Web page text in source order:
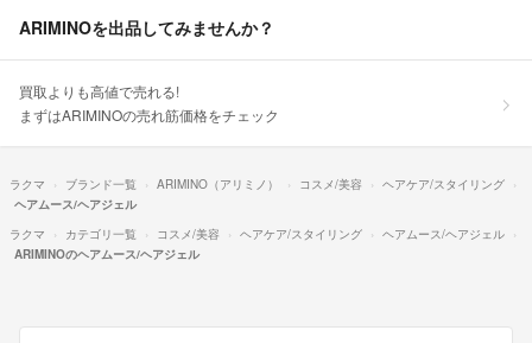
ARIMINOを出品してみませんか？
買取よりも高値で売れる!
まずはARIMINOの売れ筋価格をチェック
ラクマ ブランド一覧 ARIMINO（アリミノ） コスメ/美容
ヘアケア/スタイリング
ヘアムース/ヘアジェル
ラクマ
カテゴリ一覧 コスメ/美容 ヘアケア/スタイリング
ヘアムース/ヘアジェル
ARIMINOのヘアムース/ヘアジェル